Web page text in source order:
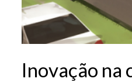
Inovação na